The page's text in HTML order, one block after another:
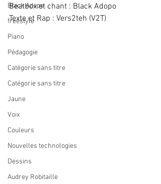
Black Adopo
freestyle
Piano
Pédagogie
Catégorie sans titre
Catégorie sans titre
Jaune
Voix
Couleurs
Nouvelles technologies
Dessins
Audrey Robitaille
Beatbox et chant : Black Adopo
Texte et Rap : Vers2teh (V2T)